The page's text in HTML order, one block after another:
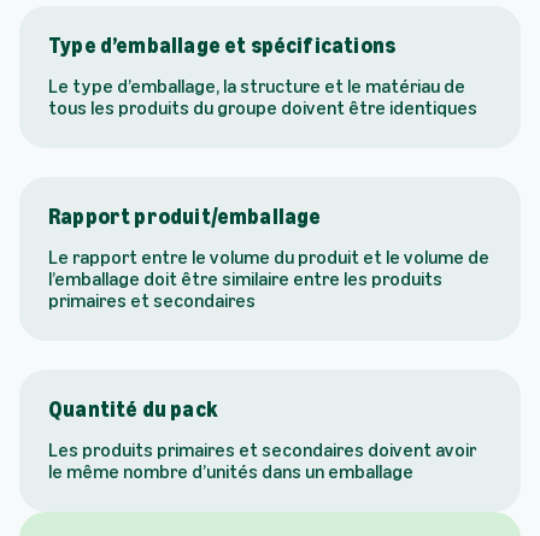
Type d’emballage et spécifications
Le type d’emballage, la structure et le matériau de
tous les produits du groupe doivent être identiques
Rapport produit/emballage
Le rapport entre le volume du produit et le volume de
l’emballage doit être similaire entre les produits
primaires et secondaires
Quantité du pack
Les produits primaires et secondaires doivent avoir
le même nombre d’unités dans un emballage